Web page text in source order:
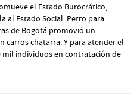
el Estado Burocrático,
al Estado Social. Petro para
de Bogotá promovió un
chatarra. Y para atender el
individuos en contratación de